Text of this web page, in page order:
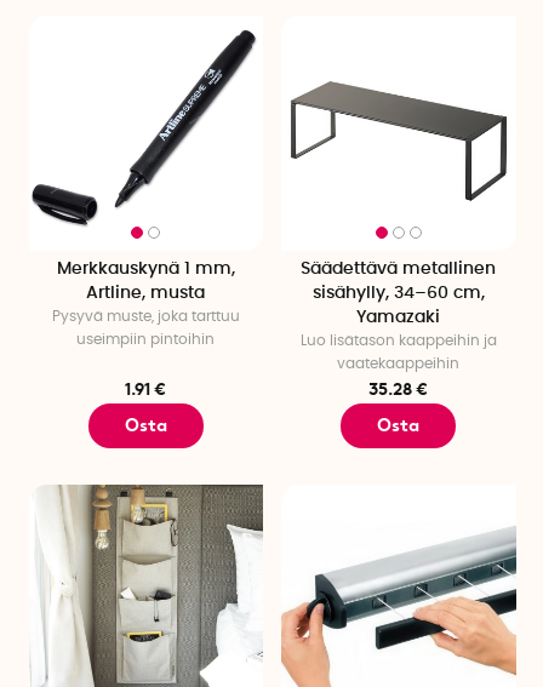
Merkkauskynä 1 mm,
Artline, musta
Pysyvä muste, joka tarttuu
useimpiin pintoihin
1.91 €
Osta
Säädettävä metallinen
sisähylly, 34–60 cm,
Yamazaki
Luo lisätason kaappeihin ja
vaatekaappeihin
35.28 €
Osta